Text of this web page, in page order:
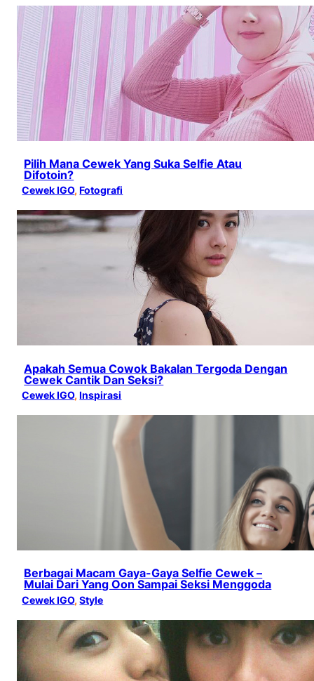
Pilih Mana Cewek Yang Suka Selfie Atau
Difotoin?
Cewek IGO, Fotografi
Apakah Semua Cowok Bakalan Tergoda Dengan
Cewek Cantik Dan Seksi?
Cewek IGO, Inspirasi
Berbagai Macam Gaya-Gaya Selfie Cewek –
Mulai Dari Yang Oon Sampai Seksi Menggoda
Cewek IGO, Style